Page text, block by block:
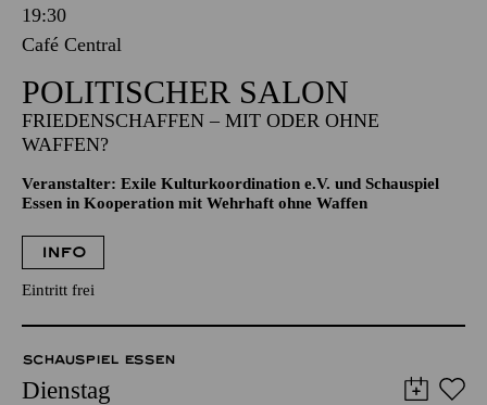
19:30
Café Central
POLITISCHER SALON
FRIEDENSCHAFFEN – MIT ODER OHNE
WAFFEN?
Veranstalter: Exile Kulturkoordination e.V. und Schauspiel
Essen in Kooperation mit Wehrhaft ohne Waffen
INFO
Eintritt frei
SCHAUSPIEL ESSEN
Dienstag